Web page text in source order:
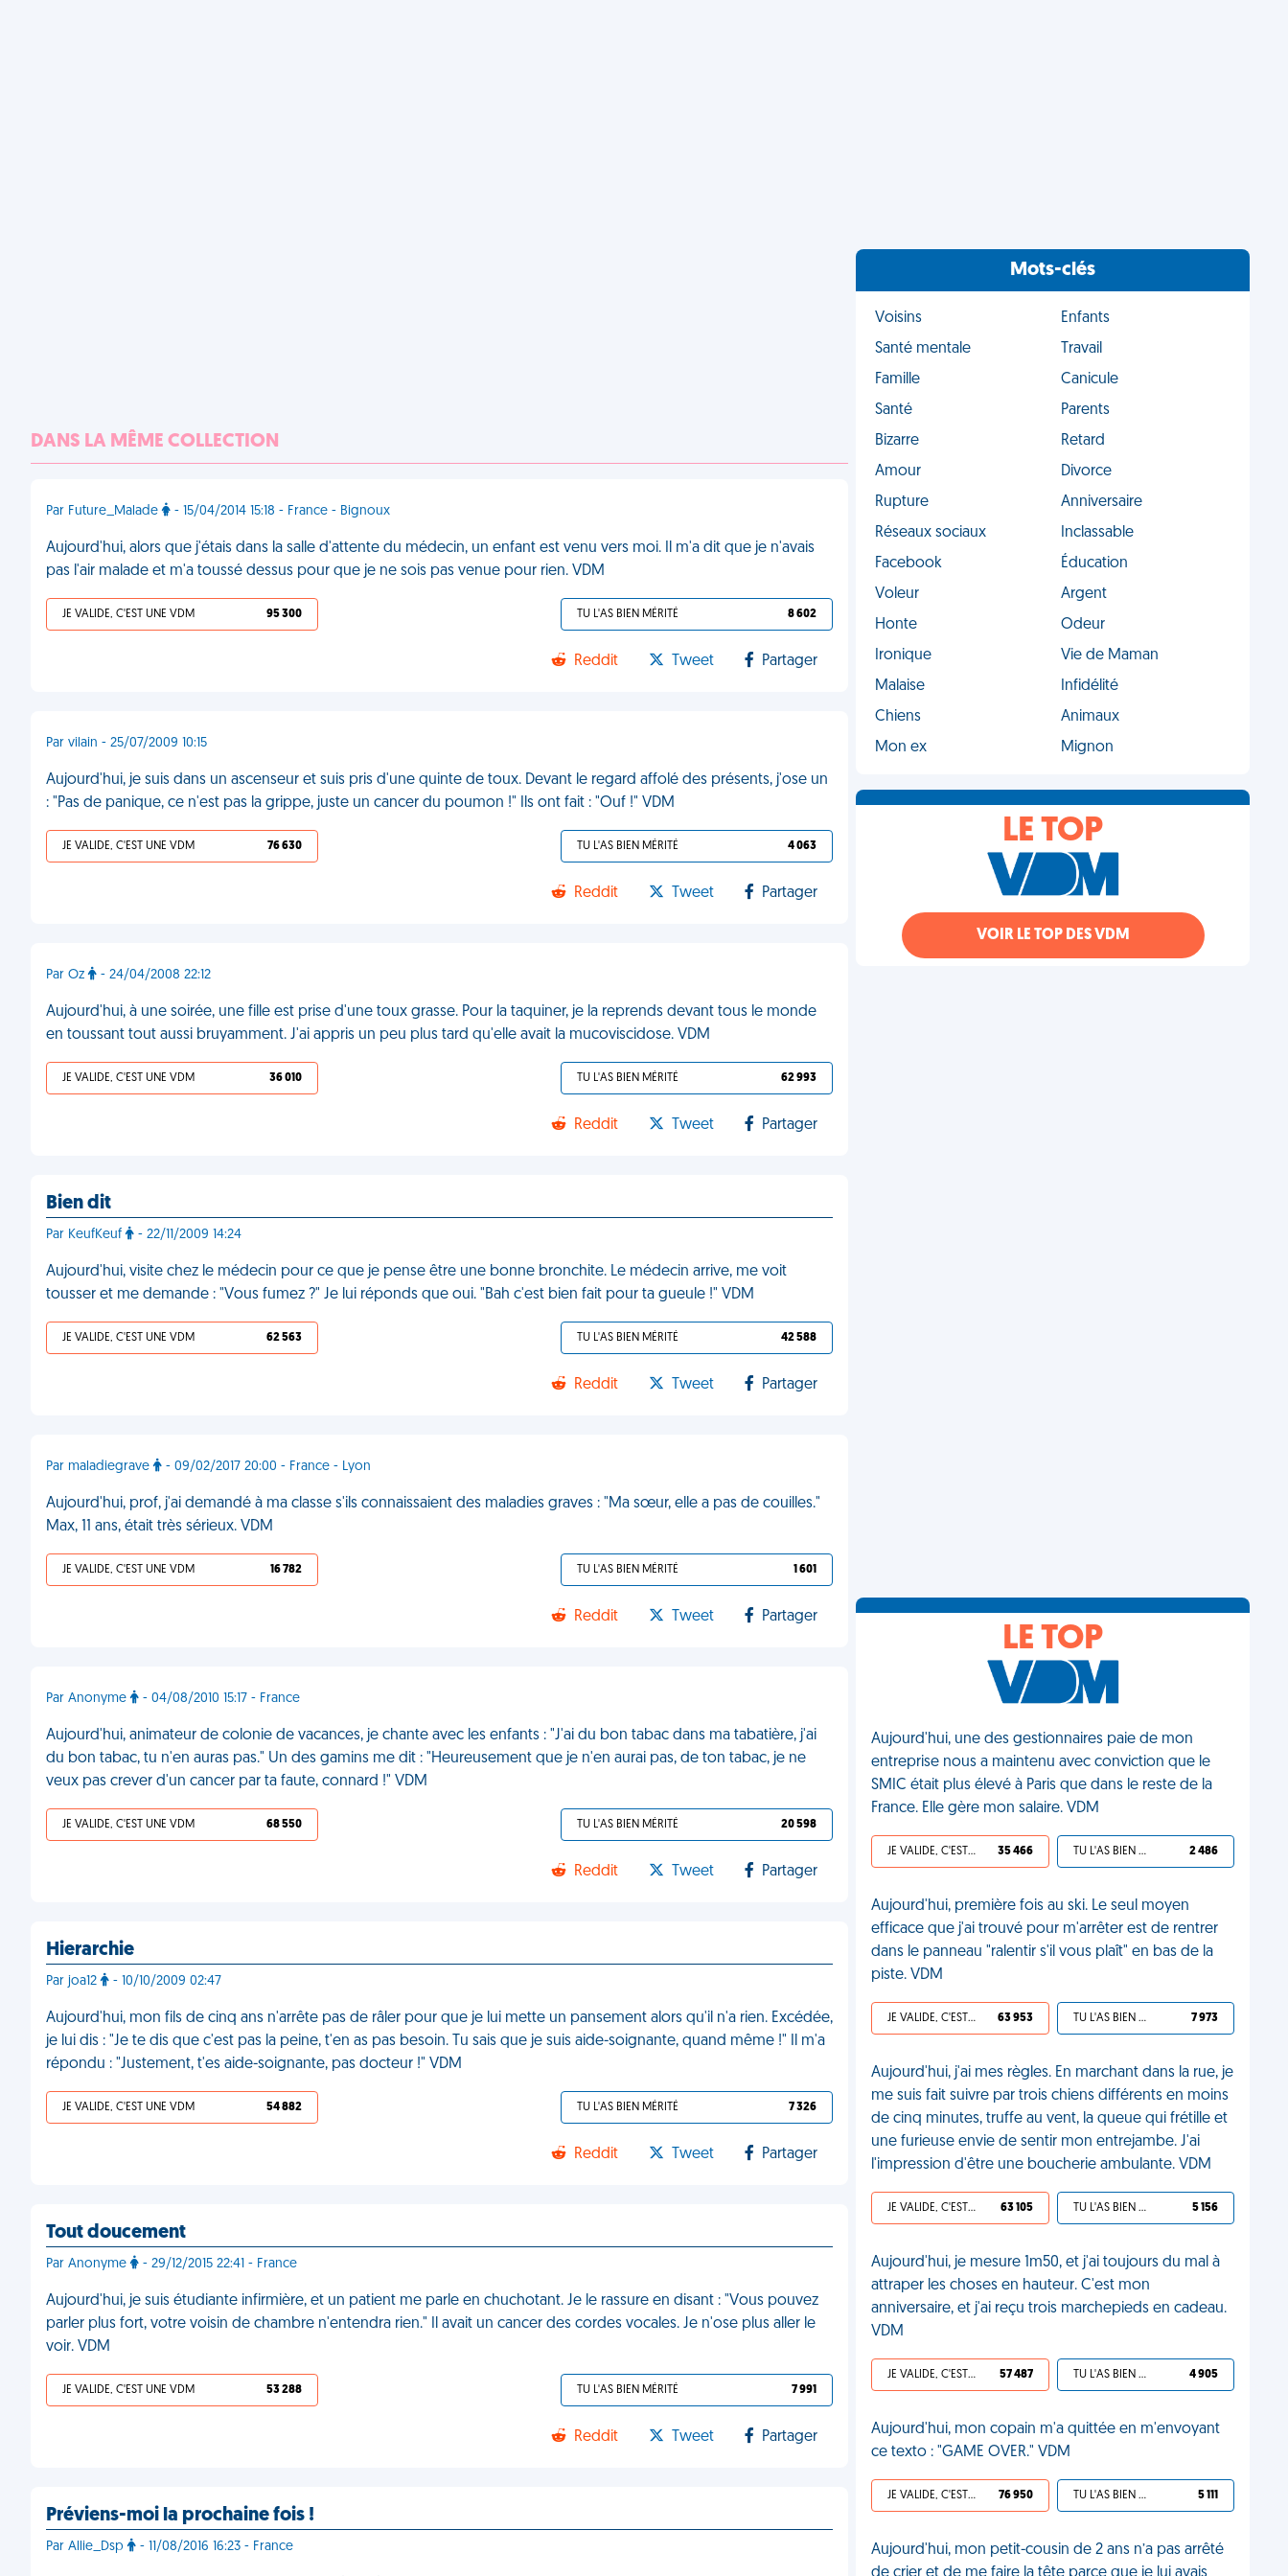
DANS LA MÊME COLLECTION
Par Future_Malade - 15/04/2014 15:18 - France - Bignoux
Aujourd'hui, alors que j'étais dans la salle d'attente du médecin, un enfant est venu vers moi. Il m'a dit que je n'avais
pas l'air malade et m'a toussé dessus pour que je ne sois pas venue pour rien. VDM
JE VALIDE, C'EST UNE VDM 95 300 TU L'AS BIEN MÉRITÉ 8 602
Reddit Tweet Partager
Par vilain - 25/07/2009 10:15
Aujourd'hui, je suis dans un ascenseur et suis pris d'une quinte de toux. Devant le regard affolé des présents, j'ose un
: "Pas de panique, ce n'est pas la grippe, juste un cancer du poumon !" Ils ont fait : "Ouf !" VDM
JE VALIDE, C'EST UNE VDM 76 630 TU L'AS BIEN MÉRITÉ 4 063
Reddit Tweet Partager
Par Oz - 24/04/2008 22:12
Aujourd'hui, à une soirée, une fille est prise d'une toux grasse. Pour la taquiner, je la reprends devant tous le monde
en toussant tout aussi bruyamment. J'ai appris un peu plus tard qu'elle avait la mucoviscidose. VDM
JE VALIDE, C'EST UNE VDM 36 010 TU L'AS BIEN MÉRITÉ 62 993
Reddit Tweet Partager
Bien dit
Par KeufKeuf - 22/11/2009 14:24
Aujourd'hui, visite chez le médecin pour ce que je pense être une bonne bronchite. Le médecin arrive, me voit
tousser et me demande : "Vous fumez ?" Je lui réponds que oui. "Bah c'est bien fait pour ta gueule !" VDM
JE VALIDE, C'EST UNE VDM 62 563 TU L'AS BIEN MÉRITÉ 42 588
Reddit Tweet Partager
Par maladiegrave - 09/02/2017 20:00 - France - Lyon
Aujourd'hui, prof, j'ai demandé à ma classe s'ils connaissaient des maladies graves : "Ma sœur, elle a pas de couilles."
Max, 11 ans, était très sérieux. VDM
JE VALIDE, C'EST UNE VDM 16 782 TU L'AS BIEN MÉRITÉ 1 601
Reddit Tweet Partager
Par Anonyme - 04/08/2010 15:17 - France
Aujourd'hui, animateur de colonie de vacances, je chante avec les enfants : "J'ai du bon tabac dans ma tabatière, j'ai
du bon tabac, tu n'en auras pas." Un des gamins me dit : "Heureusement que je n'en aurai pas, de ton tabac, je ne
veux pas crever d'un cancer par ta faute, connard !" VDM
JE VALIDE, C'EST UNE VDM 68 550 TU L'AS BIEN MÉRITÉ 20 598
Reddit Tweet Partager
Hierarchie
Par joa12 - 10/10/2009 02:47
Aujourd'hui, mon fils de cinq ans n'arrête pas de râler pour que je lui mette un pansement alors qu'il n'a rien. Excédée,
je lui dis : "Je te dis que c'est pas la peine, t'en as pas besoin. Tu sais que je suis aide-soignante, quand même !" Il m'a
répondu : "Justement, t'es aide-soignante, pas docteur !" VDM
JE VALIDE, C'EST UNE VDM 54 882 TU L'AS BIEN MÉRITÉ 7 326
Reddit Tweet Partager
Tout doucement
Par Anonyme - 29/12/2015 22:41 - France
Aujourd'hui, je suis étudiante infirmière, et un patient me parle en chuchotant. Je le rassure en disant : "Vous pouvez
parler plus fort, votre voisin de chambre n'entendra rien." Il avait un cancer des cordes vocales. Je n'ose plus aller le
voir. VDM
JE VALIDE, C'EST UNE VDM 53 288 TU L'AS BIEN MÉRITÉ 7 991
Reddit Tweet Partager
Préviens-moi la prochaine fois !
Par Allie_Dsp - 11/08/2016 16:23 - France
Mots-clés
Voisins
Enfants
Santé mentale
Travail
Famille
Canicule
Santé
Parents
Bizarre
Retard
Amour
Divorce
Rupture
Anniversaire
Réseaux sociaux
Inclassable
Facebook
Éducation
Voleur
Argent
Honte
Odeur
Ironique
Vie de Maman
Malaise
Infidélité
Chiens
Animaux
Mon ex
Mignon
LE TOP
VOIR LE TOP DES VDM
LE TOP
Aujourd'hui, une des gestionnaires paie de mon
entreprise nous a maintenu avec conviction que le
SMIC était plus élevé à Paris que dans le reste de la
France. Elle gère mon salaire. VDM
JE VALIDE, C'EST UNE VDM 35 466 TU L'AS BIEN MÉRITÉ 2 486
Aujourd'hui, première fois au ski. Le seul moyen
efficace que j'ai trouvé pour m'arrêter est de rentrer
dans le panneau "ralentir s'il vous plaît" en bas de la
piste. VDM
JE VALIDE, C'EST UNE VDM 63 953 TU L'AS BIEN MÉRITÉ 7 973
Aujourd'hui, j'ai mes règles. En marchant dans la rue, je
me suis fait suivre par trois chiens différents en moins
de cinq minutes, truffe au vent, la queue qui frétille et
une furieuse envie de sentir mon entrejambe. J'ai
l'impression d'être une boucherie ambulante. VDM
JE VALIDE, C'EST UNE VDM 63 105 TU L'AS BIEN MÉRITÉ 5 156
Aujourd'hui, je mesure 1m50, et j'ai toujours du mal à
attraper les choses en hauteur. C'est mon
anniversaire, et j'ai reçu trois marchepieds en cadeau.
VDM
JE VALIDE, C'EST UNE VDM 57 487 TU L'AS BIEN MÉRITÉ 4 905
Aujourd'hui, mon copain m'a quittée en m'envoyant
ce texto : "GAME OVER." VDM
JE VALIDE, C'EST UNE VDM 76 950 TU L'AS BIEN MÉRITÉ 5 111
Aujourd'hui, mon petit-cousin de 2 ans n’a pas arrêté